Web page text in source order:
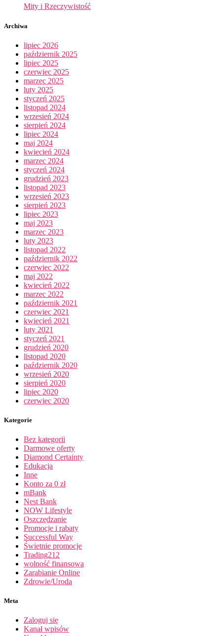
Mity i Rzeczywistość
Archiwa
lipiec 2026
październik 2025
lipiec 2025
czerwiec 2025
marzec 2025
luty 2025
styczeń 2025
listopad 2024
wrzesień 2024
sierpień 2024
lipiec 2024
maj 2024
kwiecień 2024
marzec 2024
styczeń 2024
grudzień 2023
listopad 2023
wrzesień 2023
sierpień 2023
lipiec 2023
maj 2023
marzec 2023
luty 2023
listopad 2022
październik 2022
czerwiec 2022
maj 2022
kwiecień 2022
marzec 2022
październik 2021
czerwiec 2021
kwiecień 2021
luty 2021
styczeń 2021
grudzień 2020
listopad 2020
październik 2020
wrzesień 2020
sierpień 2020
lipiec 2020
czerwiec 2020
Kategorie
Bez kategorii
Darmowe oferty
Diamond Certainty
Edukacja
Inne
Konto za 0 zł
mBank
Nest Bank
NOW Lifestyle
Oszczędzanie
Promocje i rabaty
Successful Way
Świetnie promocje
Trading212
wolność finansowa
Zarabianie Online
Zdrowie/Uroda
Meta
Zaloguj się
Kanał wpisów